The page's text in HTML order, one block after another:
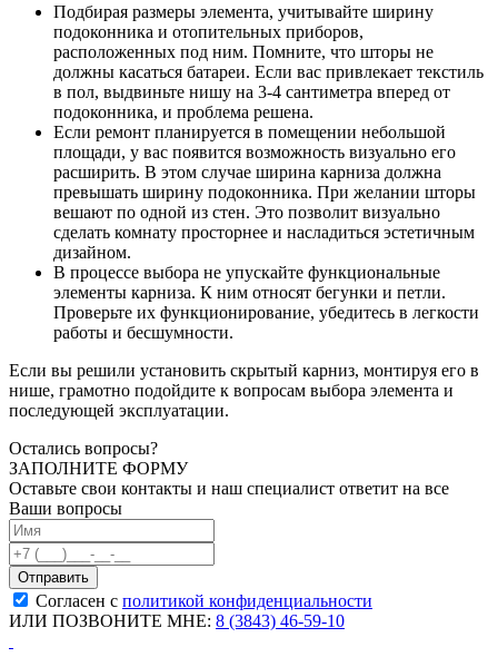
Подбирая размеры элемента, учитывайте ширину
подоконника и отопительных приборов,
расположенных под ним. Помните, что шторы не
должны касаться батареи. Если вас привлекает текстиль
в пол, выдвиньте нишу на 3-4 сантиметра вперед от
подоконника, и проблема решена.
Если ремонт планируется в помещении небольшой
площади, у вас появится возможность визуально его
расширить. В этом случае ширина карниза должна
превышать ширину подоконника. При желании шторы
вешают по одной из стен. Это позволит визуально
сделать комнату просторнее и насладиться эстетичным
дизайном.
В процессе выбора не упускайте функциональные
элементы карниза. К ним относят бегунки и петли.
Проверьте их функционирование, убедитесь в легкости
работы и бесшумности.
Если вы решили установить скрытый карниз, монтируя его в
нише, грамотно подойдите к вопросам выбора элемента и
последующей эксплуатации.
Остались вопросы?
ЗАПОЛНИТЕ ФОРМУ
Оставьте свои контакты и наш специалист ответит на все
Ваши вопросы
Согласен с политикой конфиденциальности
ИЛИ ПОЗВОНИТЕ МНЕ: 8 (3843) 46-59-10